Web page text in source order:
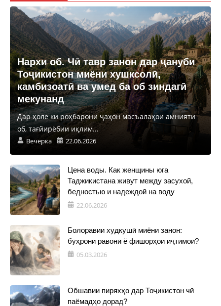
Нархи об. Чӣ тавр занон дар ҷануби
Тоҷикистон миёни хушксолӣ,
камбизоатӣ ва умед ба об зиндагӣ
мекунанд
Дар ҳоле ки роҳбарони ҷаҳон масъалаҳои амнияти
об, тағйирёбии иқлим...
Вечерка 22.06.2026
Цена воды. Как женщины юга
Таджикистана живут между засухой,
бедностью и надеждой на воду
22.06.2026
Болоравии худкушӣ миёни занон:
бӯҳрони равонӣ ё фишорҳои иҷтимоӣ?
05.03.2026
Обшавии пиряхҳо дар Тоҷикистон чӣ
паёмадҳо дорад?